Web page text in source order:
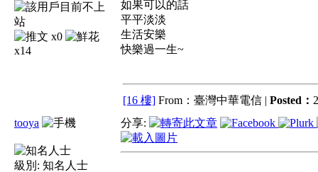
x0
x14
如果可以的話
平平淡淡
生活安樂
快樂過一生~
[16 樓] From：臺灣中華電信 | Posted：
tooya
級別: 知名人士
分享: